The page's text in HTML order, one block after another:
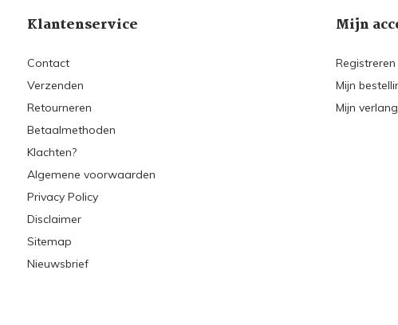
Klantenservice
Contact
Verzenden
Retourneren
Betaalmethoden
Klachten?
Algemene voorwaarden
Privacy Policy
Disclaimer
Sitemap
Nieuwsbrief
Mijn
Registreren
Mijn
Mijn